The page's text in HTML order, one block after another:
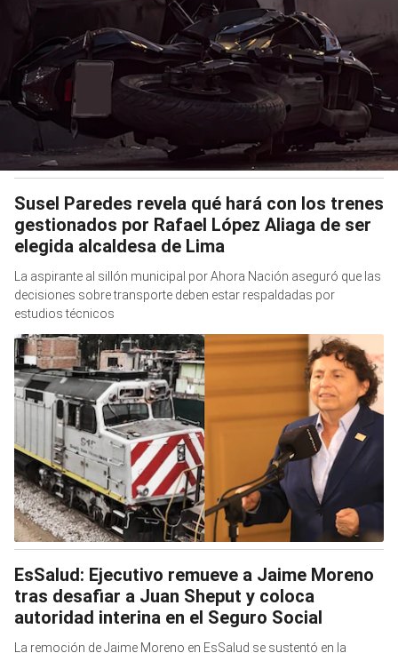
Susel Paredes revela qué hará con los trenes
gestionados por Rafael López Aliaga de ser
elegida alcaldesa de Lima
La aspirante al sillón municipal por Ahora Nación aseguró que las
decisiones sobre transporte deben estar respaldadas por
estudios técnicos
EsSalud: Ejecutivo remueve a Jaime Moreno
tras desafiar a Juan Sheput y coloca
autoridad interina en el Seguro Social
La remoción de Jaime Moreno en EsSalud se sustentó en la